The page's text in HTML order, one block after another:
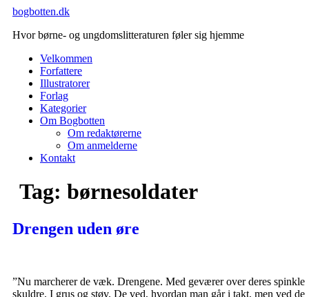
Videre
indhold
bogbotten.dk
Hvor børne- og ungdomslitteraturen føler sig hjemme
Velkommen
Forfattere
Illustratorer
Forlag
Kategorier
Om Bogbotten
Om redaktørerne
Om anmelderne
Kontakt
Tag: børnesoldater
Drengen uden øre
”Nu marcherer de væk. Drengene. Med geværer over deres spinkle
skuldre. I grus og støv. De ved, hvordan man går i takt, men ved de